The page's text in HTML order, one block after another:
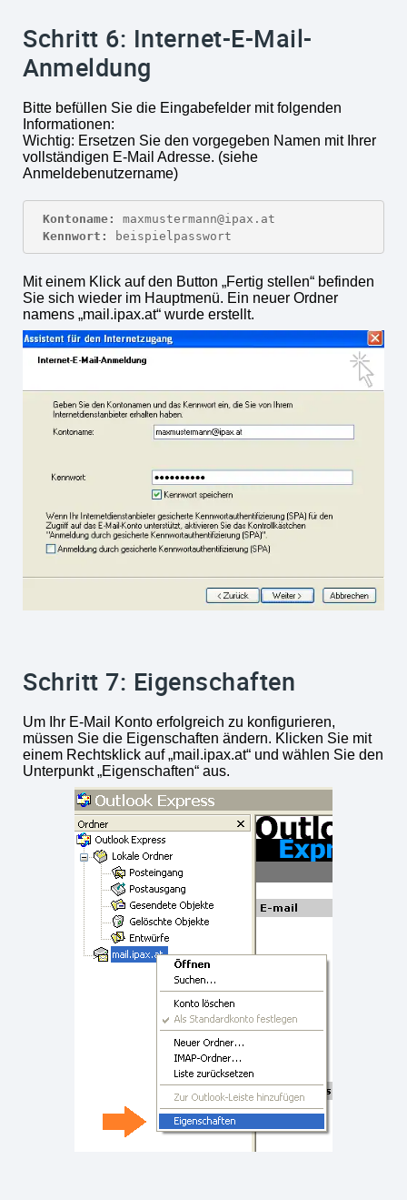
Schritt 6: Internet-E-Mail-
Anmeldung
Bitte befüllen Sie die Eingabefelder mit folgenden
Informationen:
Wichtig: Ersetzen Sie den vorgegeben Namen mit Ihrer
vollständigen E-Mail Adresse. (siehe
Anmeldebenutzername)
Kontoname:
Kennwort:
beispielpasswort
Mit einem Klick auf den Button „Fertig stellen“ befinden
Sie sich wieder im Hauptmenü. Ein neuer Ordner
namens „mail.ipax.at“ wurde erstellt.
Schritt 7: Eigenschaften
Um Ihr E-Mail Konto erfolgreich zu konfigurieren,
müssen Sie die Eigenschaften ändern. Klicken Sie mit
einem Rechtsklick auf „mail.ipax.at“ und wählen Sie den
Unterpunkt „Eigenschaften“ aus.